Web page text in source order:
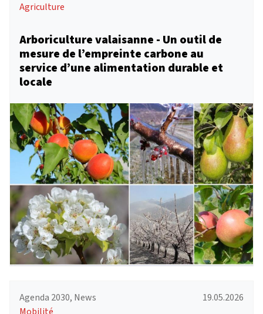
Agriculture
Arboriculture valaisanne - Un outil de
mesure de l’empreinte carbone au
service d’une alimentation durable et
locale
Agenda 2030, News
19.05.2026
Mobilité